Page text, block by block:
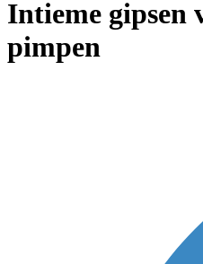
Intieme gipsen
pimpen